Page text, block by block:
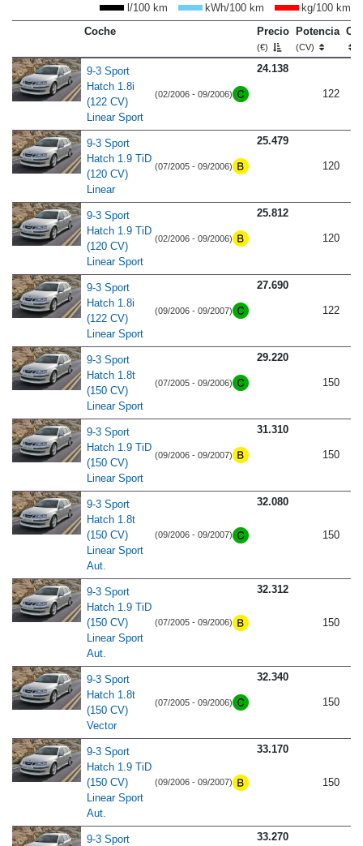
l/100 km kWh/100 km
kg/100 km
Coche
Precio
(€)
Potencia
(CV)
9-3 Sport
Hatch 1.8i
(122 CV)
Linear Sport
(02/2006 - 09/2006)
24.138
122
9-3 Sport
Hatch 1.9 TiD
(120 CV)
Linear
(07/2005 - 09/2006)
25.479
120
9-3 Sport
Hatch 1.9 TiD
(120 CV)
Linear Sport
(02/2006 - 09/2006)
25.812
120
9-3 Sport
Hatch 1.8i
(122 CV)
Linear Sport
(09/2006 - 09/2007)
27.690
122
9-3 Sport
Hatch 1.8t
(150 CV)
Linear Sport
(07/2005 - 09/2006)
29.220
150
9-3 Sport
Hatch 1.9 TiD
(150 CV)
Linear Sport
(09/2006 - 09/2007)
31.310
150
9-3 Sport
Hatch 1.8t
(150 CV)
Linear Sport
Aut.
(09/2006 - 09/2007)
32.080
150
9-3 Sport
Hatch 1.9 TiD
(150 CV)
Linear Sport
Aut.
(07/2005 - 09/2006)
32.312
150
9-3 Sport
Hatch 1.8t
(150 CV)
Vector
(07/2005 - 09/2006)
32.340
150
9-3 Sport
Hatch 1.9 TiD
(150 CV)
Linear Sport
Aut.
(09/2006 - 09/2007)
33.170
150
9-3 Sport
33.270